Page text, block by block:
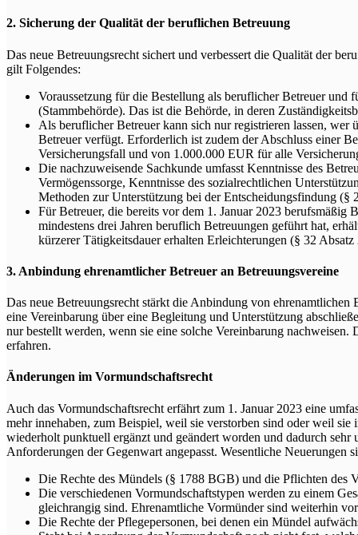
2. Sicherung der Qualität der beruflichen Betreuung
Das neue Betreuungsrecht sichert und verbessert die Qualität der
gilt Folgendes:
Voraussetzung für die Bestellung als beruflicher Betreuer und
(Stammbehörde). Das ist die Behörde, in deren
Als beruflicher Betreuer kann sich nur registrieren lassen,
Betreuer verfügt. Erforderlich ist zudem der Abschluss einer
Versicherungsfall und von 1.000.000 EUR für alle
Die nachzuweisende Sachkunde umfasst Kenntnisse des
Vermögenssorge, Kenntnisse des sozialrechtlichen
Methoden zur Unterstützung bei der Entscheidungsfindung (§
Für Betreuer, die bereits vor dem 1. Januar 2023 berufsmäßig
mindestens drei Jahren beruflich Betreuungen geführt hat,
kürzerer Tätigkeitsdauer erhalten Erleichterungen (§ 32
3. Anbindung ehrenamtlicher Betreuer an Betreuungsvereine
Das neue Betreuungsrecht stärkt die Anbindung von
eine Vereinbarung über eine Begleitung und Unterstützung
nur bestellt werden, wenn sie eine solche Vereinbarung
erfahren.
Änderungen im Vormundschaftsrecht
Auch das Vormundschaftsrecht erfährt zum 1. Januar 2023 eine
mehr innehaben, zum Beispiel, weil sie verstorben sind oder weil
wiederholt punktuell ergänzt und geändert worden und dadurch
Anforderungen der Gegenwart angepasst. Wesentliche Neuerungen
Die Rechte des Mündels (§ 1788 BGB) und die Pflichten
Die verschiedenen Vormundschaftstypen werden zu einem
gleichrangig sind. Ehrenamtliche Vormünder sind weiterhin
Die Rechte der Pflegepersonen, bei denen ein Mündel